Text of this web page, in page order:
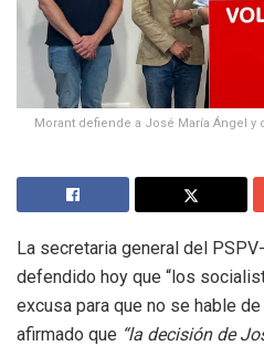
Morant defiende a José María Ángel
La secretaria general del
defendido hoy que “los
excusa para que no se hable
afirmado que “la decisión de